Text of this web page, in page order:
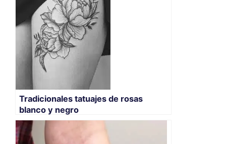
Tradicionales tatuajes de rosas
blanco y negro